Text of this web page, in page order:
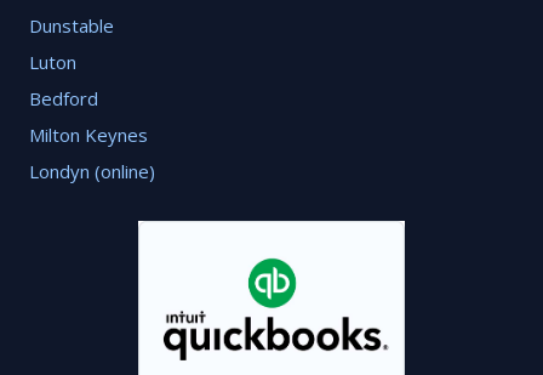
Dunstable
Luton
Bedford
Milton Keynes
Londyn (online)